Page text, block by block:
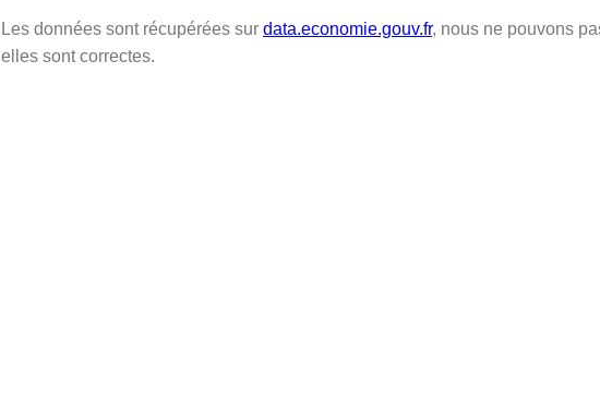
Les données sont récupérées sur data.economie.gouv.fr, nous ne pouvons
elles sont correctes.